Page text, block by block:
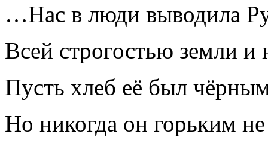
…Нас в люди выводила
Всей строгостью земли и
Пусть хлеб её был
Но никогда он горьким